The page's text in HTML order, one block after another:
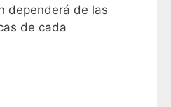
dependerá de las
de cada